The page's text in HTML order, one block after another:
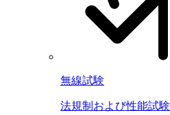
無線試験
法規制および性能試験